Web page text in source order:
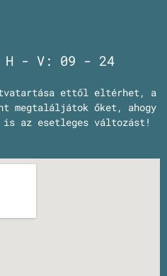
- V: 09 - 24
ettől eltérhet, a
megtaláljátok őket, ahogy
is az esetleges változást!